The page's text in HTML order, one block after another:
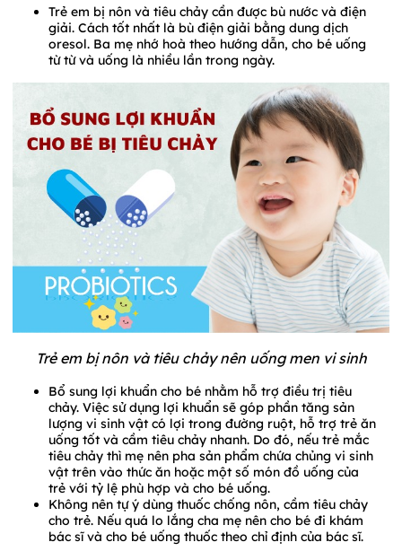
Trẻ em bị nôn và tiêu chảy cần được bù nước và điện
giải. Cách tốt nhất là bù điện giải bằng dung dịch
oresol. Ba mẹ nhớ hoà theo hướng dẫn, cho bé uống
từ từ và uống là nhiều lần trong ngày.
Trẻ em bị nôn và tiêu chảy nên uống men vi sinh
Bổ sung lợi khuẩn cho bé nhằm hỗ trợ điều trị tiêu
chảy. Việc sử dụng lợi khuẩn sẽ góp phần tăng sản
lượng vi sinh vật có lợi trong đường ruột, hỗ trợ trẻ ăn
uống tốt và cầm tiêu chảy nhanh. Do đó, nếu trẻ mắc
tiêu chảy thì mẹ nên pha sản phẩm chứa chủng vi sinh
vật trên vào thức ăn hoặc một số món đồ uống của
trẻ với tỷ lệ phù hợp và cho bé uống.
Không nên tự ý dùng thuốc chống nôn, cầm tiêu chảy
cho trẻ. Nếu quá lo lắng cha mẹ nên cho bé đi khám
bác sĩ và cho bé uống thuốc theo chỉ định của bác sĩ.